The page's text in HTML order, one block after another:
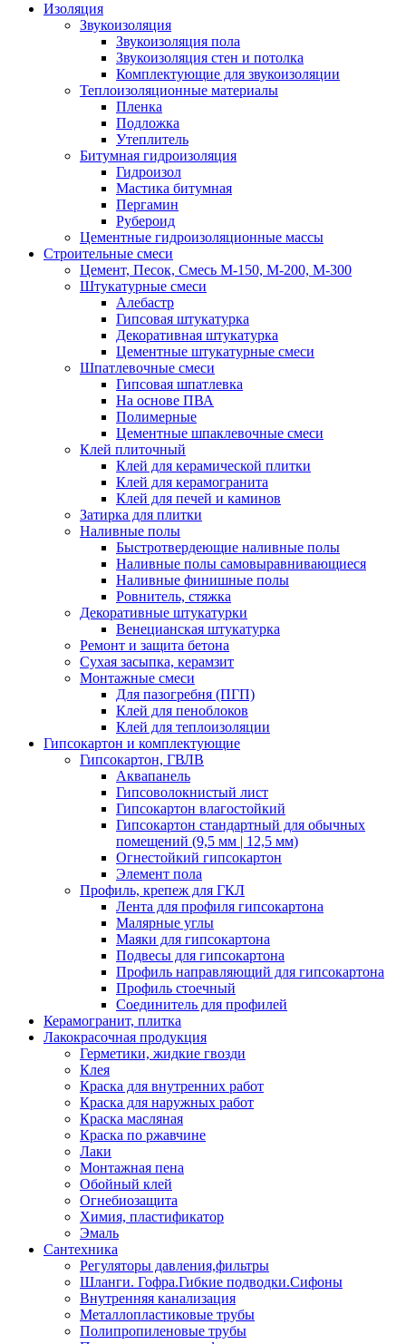
Изоляция
Звукоизоляция
Звукоизоляция пола
Звукоизоляция стен и потолка
Комплектующие для звукоизоляции
Теплоизоляционные материалы
Пленка
Подложка
Утеплитель
Битумная гидроизоляция
Гидроизол
Мастика битумная
Пергамин
Рубероид
Цементные гидроизоляционные массы
Строительные смеси
Цемент, Песок, Смесь М-150, М-200, М-300
Штукатурные смеси
Алебастр
Гипсовая штукатурка
Декоративная штукатурка
Цементные штукатурные смеси
Шпатлевочные смеси
Гипсовая шпатлевка
На основе ПВА
Полимерные
Цементные шпаклевочные смеси
Клей плиточный
Клей для керамической плитки
Клей для керамогранита
Клей для печей и каминов
Затирка для плитки
Наливные полы
Быстротвердеющие наливные полы
Наливные полы самовыравнивающиеся
Наливные финишные полы
Ровнитель, стяжка
Декоративные штукатурки
Венецианская штукатурка
Ремонт и защита бетона
Сухая засыпка, керамзит
Монтажные смеси
Для пазогребня (ПГП)
Клей для пеноблоков
Клей для теплоизоляции
Гипсокартон и комплектующие
Гипсокартон, ГВЛВ
Аквапанель
Гипсоволокнистый лист
Гипсокартон влагостойкий
Гипсокартон стандартный для обычных
помещений (9,5 мм | 12,5 мм)
Огнестойкий гипсокартон
Элемент пола
Профиль, крепеж для ГКЛ
Лента для профиля гипсокартона
Малярные углы
Маяки для гипсокартона
Подвесы для гипсокартона
Профиль направляющий для гипсокартона
Профиль стоечный
Соединитель для профилей
Керамогранит, плитка
Лакокрасочная продукция
Герметики, жидкие гвозди
Клея
Краска для внутренних работ
Краска для наружных работ
Краска масляная
Краска по ржавчине
Лаки
Монтажная пена
Обойный клей
Огнебиозащита
Химия, пластификатор
Эмаль
Сантехника
Регуляторы давления,фильтры
Шланги. Гофра.Гибкие подводки.Сифоны
Внутренняя канализация
Металлопластиковые трубы
Полипропиленовые трубы